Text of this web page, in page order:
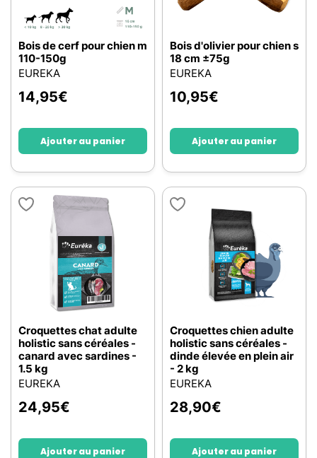
Bois de cerf pour chien m
110-150g
EUREKA
14,95€
Ajouter au panier
Bois d'olivier pour chien s
18 cm ±75g
EUREKA
10,95€
Ajouter au panier
Croquettes chat adulte
holistic sans céréales -
canard avec sardines -
1.5 kg
EUREKA
24,95€
Ajouter au panier
Croquettes chien adulte
holistic sans céréales -
dinde élevée en plein air
- 2 kg
EUREKA
28,90€
Ajouter au panier